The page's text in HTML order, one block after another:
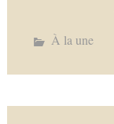
À la une